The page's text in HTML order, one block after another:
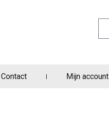
Contact Mijn account